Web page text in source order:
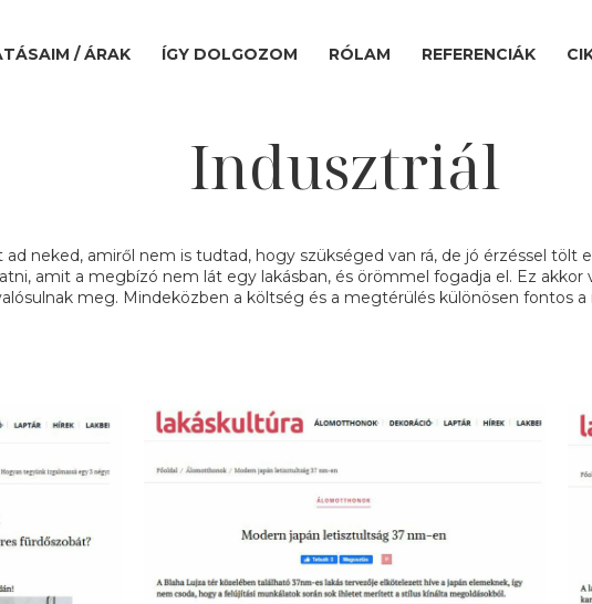
/ ÁRAK ÍGY DOLGOZOM RÓLAM REFERENCIÁK
Indusztriál
ad neked, amiről nem is tudtad, hogy szükséged van rá, de jó érzéssel tölt
amit a megbízó nem lát egy lakásban, és örömmel fogadja el. Ez
meg. Mindeközben a költség és a megtérülés különösen fontos